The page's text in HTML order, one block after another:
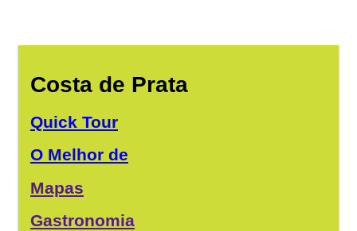
Costa de Prata
Quick Tour
O Melhor de
Mapas
Gastronomia